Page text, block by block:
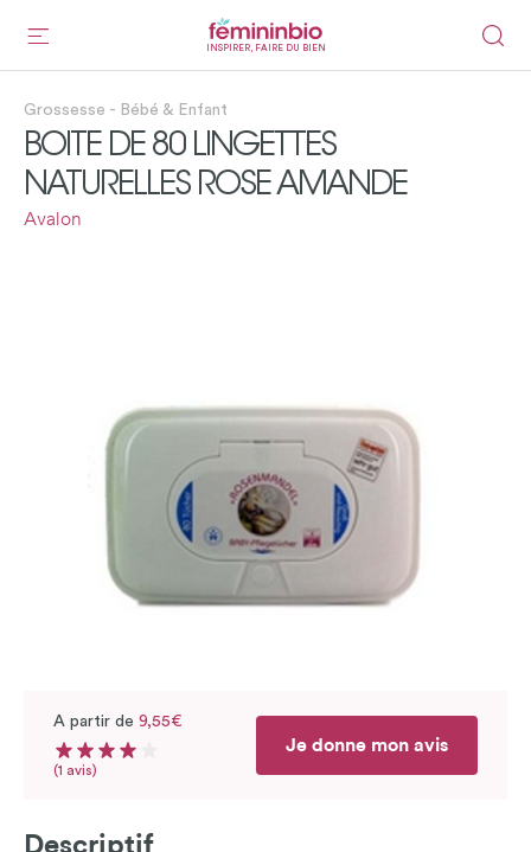
INSPIRER, FAIRE DU BIEN
Grossesse - Bébé & Enfant
BOITE DE 80 LINGETTES
NATURELLES ROSE AMANDE
Avalon
A partir de 9,55€
Note moyenne du produit : 4 sur 5
Nombre d'avis
(1 avis)
Je donne mon avis
Descriptif